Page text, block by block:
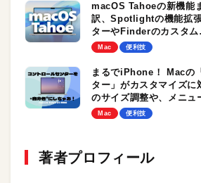
macOS Tahoeの新機能
訳、Spotlightの機能拡
ターやFinderのカスタ
便利機能が盛りだくさん
Mac 便利技
まるでiPhone！ Macの
ター」がカスタマイズに
のサイズ調整や、メニュ
きる！
Mac 便利技
著者プロフィール